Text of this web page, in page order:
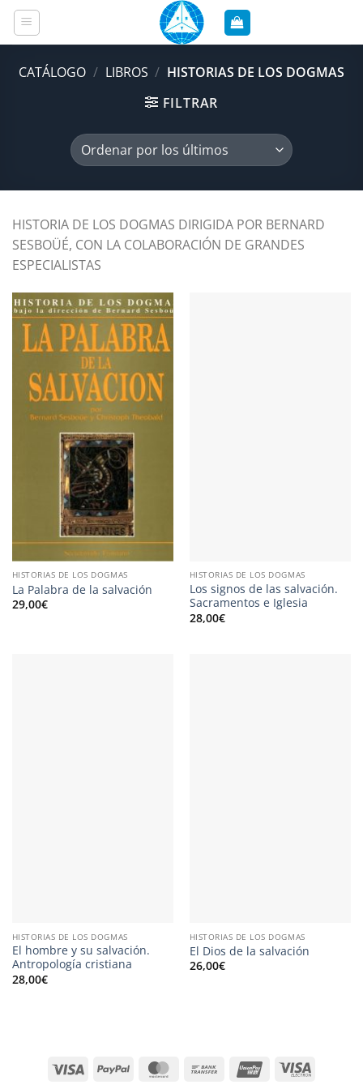
Saltar
contenido
CATÁLOGO / LIBROS / HISTORIAS DE LOS DOGMAS
FILTRAR
HISTORIA DE LOS DOGMAS DIRIGIDA POR BERNARD
SESBOÜÉ, CON LA COLABORACIÓN DE GRANDES
ESPECIALISTAS
HISTORIAS DE LOS DOGMAS
La Palabra de la salvación
29,00€
HISTORIAS DE LOS DOGMAS
Los signos de las salvación.
Sacramentos e Iglesia
28,00€
HISTORIAS DE LOS DOGMAS
El hombre y su salvación.
Antropología cristiana
28,00€
HISTORIAS DE LOS DOGMAS
El Dios de la salvación
26,00€
Visa PayPal MasterCardBank
UnionPayVisa